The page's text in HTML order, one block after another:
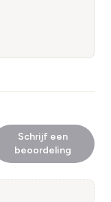
Schrijf een
beoordeling